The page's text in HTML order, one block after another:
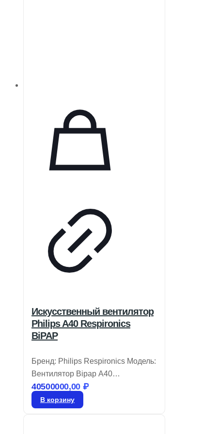
Искусственный вентилятор
Philips A40 Respironics
BiPAP
Бренд: Philips Respironics Модель:
Вентилятор Bipap A40
Вентилятор BiPAP A40 от Philips
Respironics объединяет удобство
40500000,00 ₽
В корзину